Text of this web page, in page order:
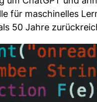
für maschinelles
50 Jahre